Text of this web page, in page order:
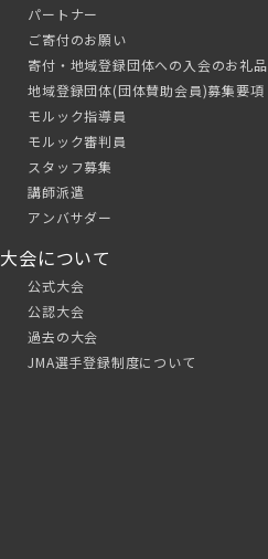
パートナー
ご寄付のお願い
寄付・地域登録団体への入会のお礼品
地域登録団体(団体賛助会員)募集要項
モルック指導員
モルック審判員
スタッフ募集
講師派遣
アンバサダー
大会について
公式大会
公認大会
過去の大会
JMA選手登録制度について